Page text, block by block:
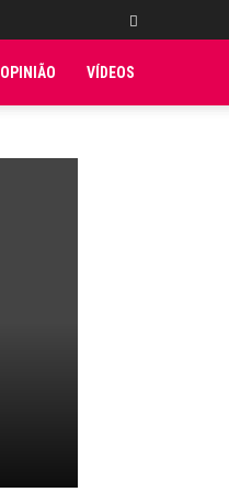
OPINIÃO VÍDEOS